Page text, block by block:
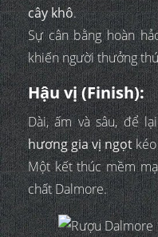
cây khô.
Sự cân bằng hoàn
khiến người thưởng
Hậu vị (Finish):
Dài, ấm và sâu, để
hương gia vị ngọtkéo
Một kết thúc mềm
chất Dalmore.